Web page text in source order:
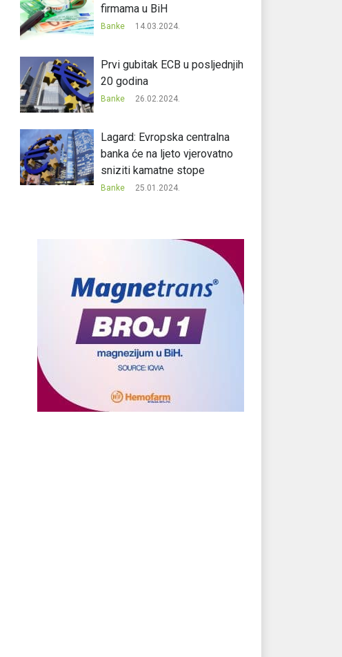
firmama u BiH
Banke 14.03.2024.
Prvi gubitak ECB u posljednjih
20 godina
Banke 26.02.2024.
Lagard: Evropska centralna
banka će na ljeto vjerovatno
sniziti kamatne stope
Banke 25.01.2024.